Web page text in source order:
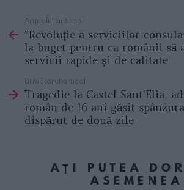
more
Articolul anterior
”Revoluţie a serviciilor
la buget pentru ca românii să
servicii rapide şi de calitate
Următorul articol
Tragedie la Castel Sant’Elia,
român de 16 ani găsit
dispărut de două zile
AȚI PUTEA
ASEMENEA